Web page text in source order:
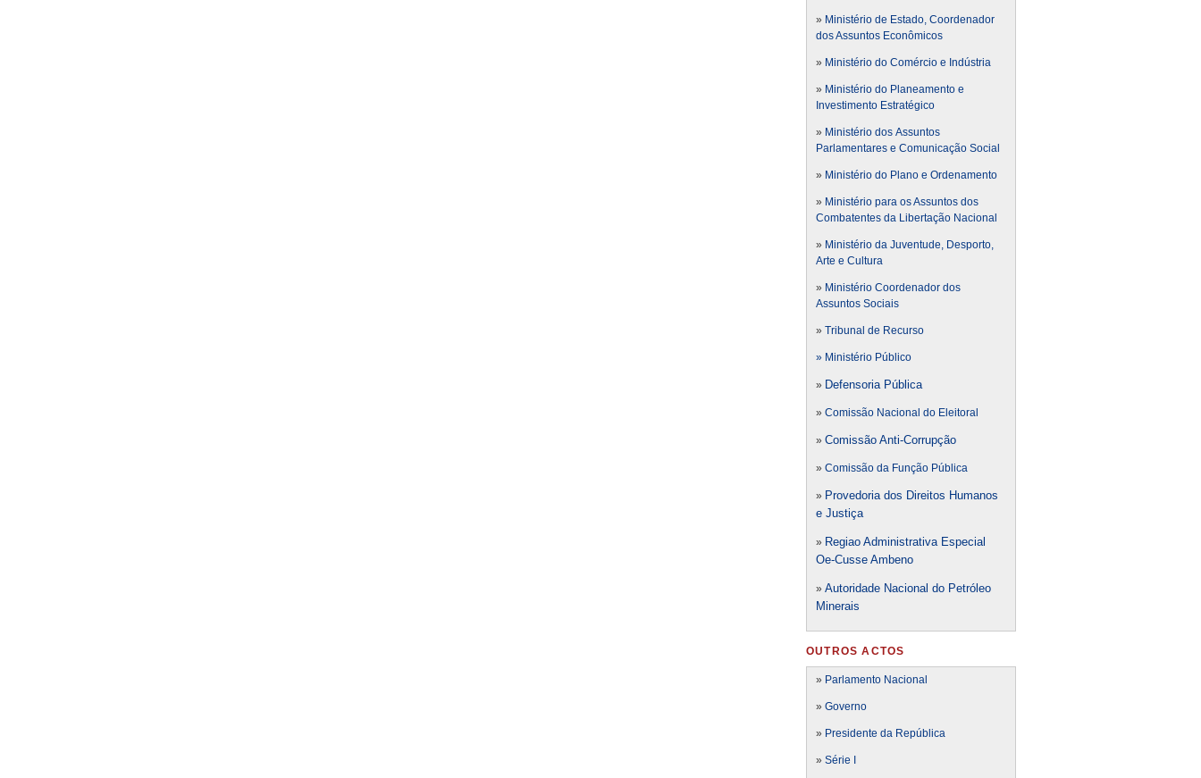
» Ministério de Estado, Coordenador
dos Assuntos Econômicos
» Ministério do Comércio e Indústria
» Ministério do Planeamento e
Investimento Estratégico
» Ministério dos Assuntos
Parlamentares e Comunicação Social
» Ministério do Plano e Ordenamento
» Ministério para os Assuntos dos
Combatentes da Libertação Nacional
» Ministério da Juventude, Desporto,
Arte e Cultura
» Ministério Coordenador dos
Assuntos Sociais
» Tribunal de Recurso
» Ministério Público
» Defensoria Pública
» Comissão Nacional do Eleitoral
» Comissão Anti-Corrupção
» Comissão da Função Pública
» Provedoria dos Direitos Humanos
e Justiça
» Regiao Administrativa Especial
Oe-Cusse Ambeno
» Autoridade Nacional do Petróleo
Minerais
OUTROS ACTOS
» Parlamento Nacional
» Governo
» Presidente da República
» Série I